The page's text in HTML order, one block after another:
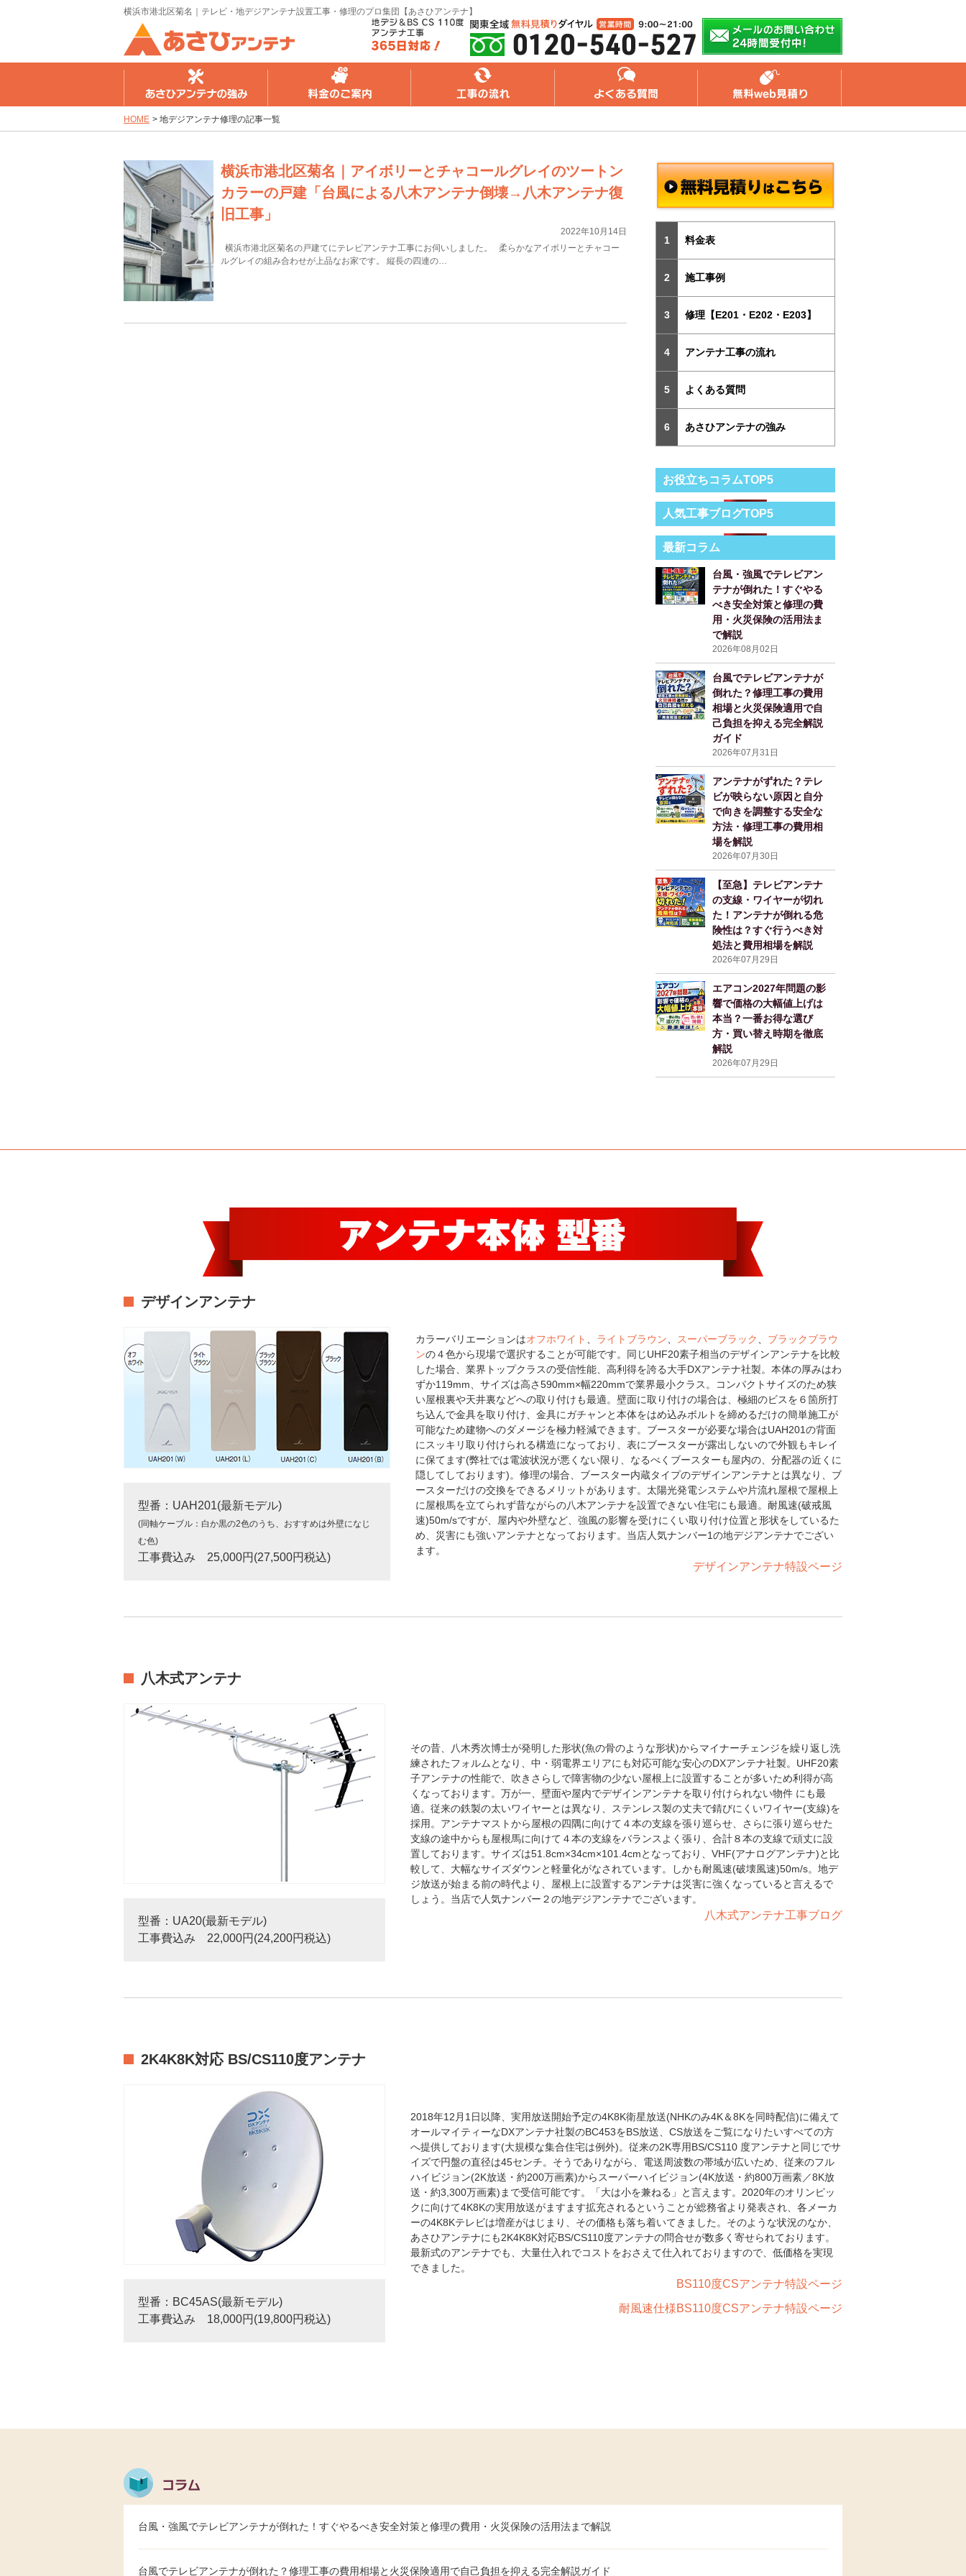
横浜市港北区菊名｜テレビ・地デジアンテナ設置工事・修理のプロ集団【あさひアンテナ】
料金のご案内 工事の流れ よくある質問 無料web見積り
HOME > 地デジアンテナ修理の記事一覧
横浜市港北区菊名｜アイボリーとチャコールグレイのツートン
カラーの戸建「台風による八木アンテナ倒壊→八木アンテナ復
旧工事」
2022年10月14日
横浜市港北区菊名の戸建てにテレビアンテナ工事にお伺いしました。 柔らかなアイボリーとチャコー
ルグレイの組み合わせが上品なお家です。 縦長の四連の…
料金表
施工事例
修理【E201・E202・E203】
アンテナ工事の流れ
よくある質問
あさひアンテナの強み
お役立ちコラムTOP5
人気工事ブログTOP5
最新コラム
台風・強風でテレビアン
テナが倒れた！すぐやる
べき安全対策と修理の費
用・火災保険の活用法ま
で解説
2026年08月02日
台風でテレビアンテナが
倒れた？修理工事の費用
相場と火災保険適用で自
己負担を抑える完全解説
ガイド
2026年07月31日
アンテナがずれた？テレ
ビが映らない原因と自分
で向きを調整する安全な
方法・修理工事の費用相
場を解説
2026年07月30日
【至急】テレビアンテナ
の支線・ワイヤーが切れ
た！アンテナが倒れる危
険性は？すぐ行うべき対
処法と費用相場を解説
2026年07月29日
エアコン2027年問題の影
響で価格の大幅値上げは
本当？一番お得な選び
方・買い替え時期を徹底
解説
2026年07月29日
デザインアンテナ
型番：UAH201(最新モデル)
(同軸ケーブル：白か黒の2色のうち、おすすめは外壁になじ
む色)
工事費込み 25,000円(27,500円税込)
カラーバリエーションはオフホワイト ライトブラウン スーパーブラック
ブラックブラウ
ンの４色から現場で選択することが可能です。同じUHF20素子相当のデザインアンテナを比較
した場合、業界トップクラスの受信性能、高利得を誇る大手DXアンテナ社製。本体の厚みはわ
ずか119mm、サイズは高さ590mm×幅220mmで業界最小クラス。コンパクトサイズのため狭
い屋根裏や天井裏などへの取り付けも最適。壁面に取り付けの場合は、極細のビスを６箇所打
ち込んで金具を取り付け、金具にガチャンと本体をはめ込みボルトを締めるだけの簡単施工が
可能なため建物へのダメージを極力軽減できます。ブースターが必要な場合はUAH201の背面
にスッキリ取り付けられる構造になっており、表にブースターが露出しないので外観もキレイ
に保てます(弊社では電波状況が悪くない限り、なるべくブースターも屋内の、分配器の近くに
隠してしております)。修理の場合、ブースター内蔵タイプのデザインアンテナとは異なり、ブ
ースターだけの交換をできるメリットがあります。太陽光発電システムや片流れ屋根で屋根上
に屋根馬を立てられず昔ながらの八木アンテナを設置できない住宅にも最適。耐風速(破戒風
速)50m/sですが、屋内や外壁など、強風の影響を受けにくい取り付け位置と形状をしているた
め、災害にも強いアンテナとなっております。当店人気ナンバー1の地デジアンテナでござい
ます。
デザインアンテナ特設ページ
八木式アンテナ
型番：UA20(最新モデル)
工事費込み 22,000円(24,200円税込)
その昔、八木秀次博士が発明した形状(魚の骨のような形状)からマイナーチェンジを繰り返し洗
練されたフォルムとなり、中・弱電界エリアにも対応可能な安心のDXアンテナ社製。UHF20素
子アンテナの性能で、吹きさらしで障害物の少ない屋根上に設置することが多いため利得が高
くなっております。万が一、壁面や屋内でデザインアンテナを取り付けられない物件 にも最
適。従来の鉄製の太いワイヤーとは異なり、ステンレス製の丈夫で錆びにくいワイヤー(支線)を
採用。アンテナマストから屋根の四隅に向けて４本の支線を張り巡らせ、さらに張り巡らせた
支線の途中からも屋根馬に向けて４本の支線をバランスよく張り、合計８本の支線で頑丈に設
置しております。サイズは51.8cm×34cm×101.4cmとなっており、VHF(アナログアンテナ)と比
較して、大幅なサイズダウンと軽量化がなされています。しかも耐風速(破壊風速)50m/s。地デ
ジ放送が始まる前の時代より、屋根上に設置するアンテナは災害に強くなっていると言えるで
しょう。当店で人気ナンバー２の地デジアンテナでございます。
八木式アンテナ工事ブログ
2K4K8K対応 BS/CS110度アンテナ
型番：BC45AS(最新モデル)
工事費込み 18,000円(19,800円税込)
2018年12月1日以降、実用放送開始予定の4K8K衛星放送(NHKのみ4K＆8Kを同時配信)に備えて
オールマイティーなDXアンテナ社製のBC453をBS放送、CS放送をご覧になりたいすべての方
へ提供しております(大規模な集合住宅は例外)。従来の2K専用BS/CS110 度アンテナと同じでサ
イズで円盤の直径は45センチ。そうでありながら、電送周波数の帯域が広いため、従来のフル
ハイビジョン(2K放送・約200万画素)からスーパーハイビジョン(4K放送・約800万画素／8K放
送・約3,300万画素)まで受信可能です。「大は小を兼ねる」と言えます。2020年のオリンピッ
クに向けて4K8Kの実用放送がますます拡充されるということが総務省より発表され、各メーカ
ーの4K8Kテレビは増産がはじまり、その価格も落ち着いてきました。そのような状況のなか、
あさひアンテナにも2K4K8K対応BS/CS110度アンテナの問合せが数多く寄せられております。
最新式のアンテナでも、大量仕入れでコストをおさえて仕入れておりますので、低価格を実現
できました。
BS110度CSアンテナ特設ページ
耐風速仕様BS110度CSアンテナ特設ページ
台風・強風でテレビアンテナが倒れた！すぐやるべき安全対策と修理の費用・火災保険の活用法まで解説
台風でテレビアンテナが倒れた？修理工事の費用相場と火災保険適用で自己負担を抑える完全解説ガイド